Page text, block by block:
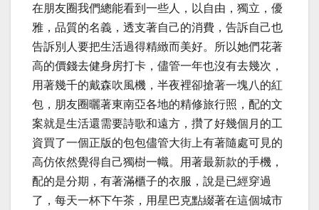
在朋友圈我們總能看到一些人，以自由，獨立，優
雅，品質的名義，透支著自己的消費，告訴自己也
告訴別人要把生活過得精緻而美好。所以她們花著
高的價錢去健身房打卡，儘管一年也沒有去幾次，
用著幾千的戴森吹風機，半夜裡卻搶著一塊八的紅
包，朋友圈曬著東南亞各地的精修旅行照，配的文
案就是生活還需要詩歌和遠方，攢了好幾個月的工
資買了一個正版的包包儘管大街上有著隨處可見的
高仿依然覺得自己獨樹一幟。用著最新款的手機，
配的是分期，有著滿櫃子的衣服，說是已經穿過
了，每天一杯下午茶，用星巴克點綴著在這個城市